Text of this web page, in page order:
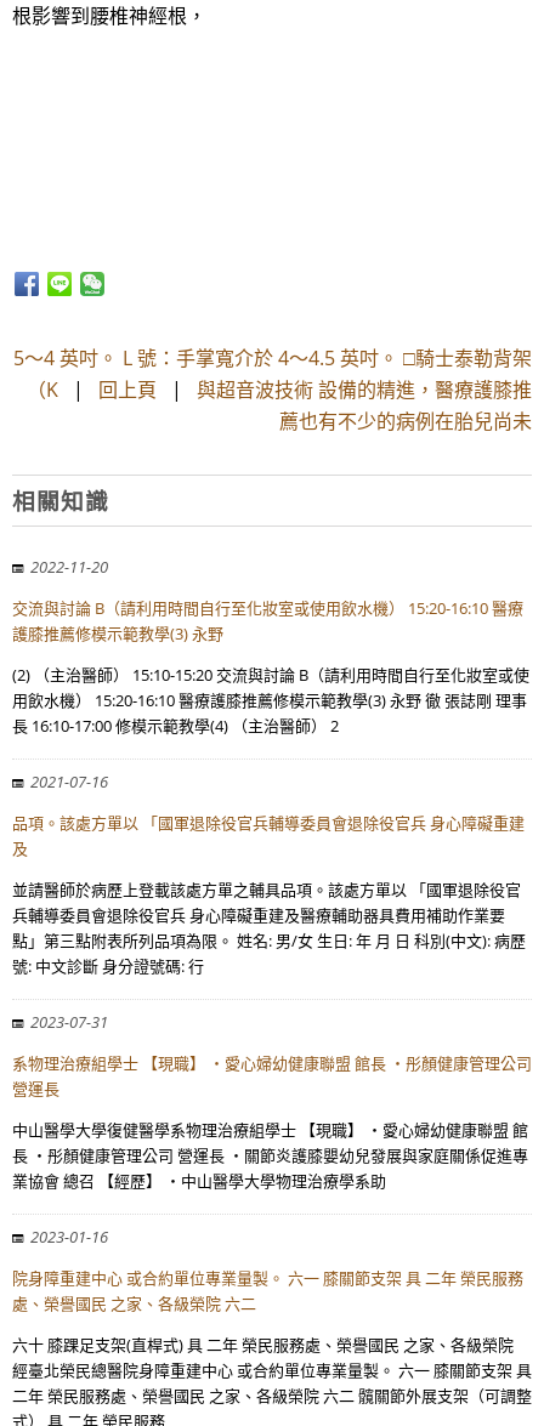
根影響到腰椎神經根，
5～4 英吋。 L 號：手掌寬介於 4～4.5 英吋。 □騎士泰勒背架
（K | 回上頁 | 與超音波技術 設備的精進，醫療護膝推
薦也有不少的病例在胎兒尚未
相關知識
2022-11-20
交流與討論 B（請利用時間自行至化妝室或使用飲水機） 15:20-16:10 醫療
護膝推薦修模示範教學(3) 永野
(2) （主治醫師） 15:10-15:20 交流與討論 B（請利用時間自行至化妝室或使
用飲水機） 15:20-16:10 醫療護膝推薦修模示範教學(3) 永野 徹 張誌剛 理事
長 16:10-17:00 修模示範教學(4) （主治醫師） 2
2021-07-16
品項。該處方單以 「國軍退除役官兵輔導委員會退除役官兵 身心障礙重建
及
並請醫師於病歷上登載該處方單之輔具品項。該處方單以 「國軍退除役官
兵輔導委員會退除役官兵 身心障礙重建及醫療輔助器具費用補助作業要
點」第三點附表所列品項為限。 姓名: 男/女 生日: 年 月 日 科別(中文): 病歷
號: 中文診斷 身分證號碼: 行
2023-07-31
系物理治療組學士 【現職】 ・愛心婦幼健康聯盟 館長 ・彤顏健康管理公司
營運長
中山醫學大學復健醫學系物理治療組學士 【現職】 ・愛心婦幼健康聯盟 館
長 ・彤顏健康管理公司 營運長 ・關節炎護膝嬰幼兒發展與家庭關係促進專
業協會 總召 【經歷】 ・中山醫學大學物理治療學系助
2023-01-16
院身障重建中心 或合約單位專業量製。 六一 膝關節支架 具 二年 榮民服務
處、榮譽國民 之家、各級榮院 六二
六十 膝踝足支架(直桿式) 具 二年 榮民服務處、榮譽國民 之家、各級榮院
經臺北榮民總醫院身障重建中心 或合約單位專業量製。 六一 膝關節支架 具
二年 榮民服務處、榮譽國民 之家、各級榮院 六二 髖關節外展支架（可調整
式） 具 二年 榮民服務